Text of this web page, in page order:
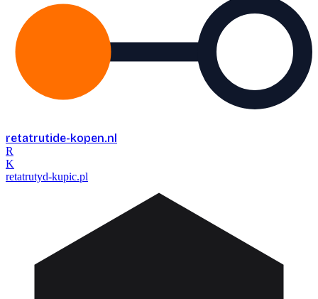
retatrutide-kopen.nl
R
K
retatrutyd-kupic.pl